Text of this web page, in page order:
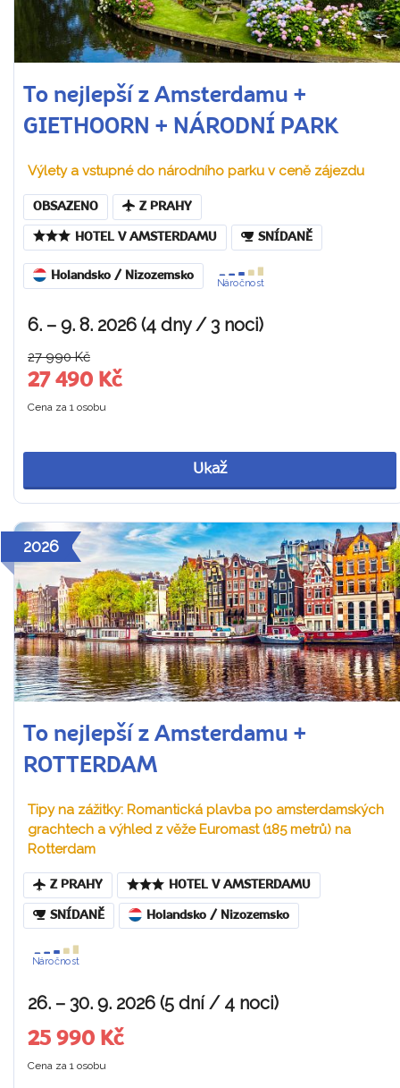
To nejlepší z Amsterdamu +
GIETHOORN + NÁRODNÍ PARK
Výlety a vstupné do národního parku v ceně zájezdu
OBSAZENO Z PRAHY
HOTEL V AMSTERDAMU SNÍDANĚ
Holandsko / Nizozemsko
Náročnost
6. – 9. 8. 2026 (4 dny / 3 noci)
27 990 Kč
27 490 Kč
Cena za 1 osobu
Ukaž
2026
To nejlepší z Amsterdamu +
ROTTERDAM
Tipy na zážitky: Romantická plavba po amsterdamských
grachtech a výhled z věže Euromast (185 metrů) na
Rotterdam
Z PRAHY HOTEL V AMSTERDAMU
SNÍDANĚ Holandsko / Nizozemsko
Náročnost
26. – 30. 9. 2026 (5 dní / 4 noci)
25 990 Kč
Cena za 1 osobu